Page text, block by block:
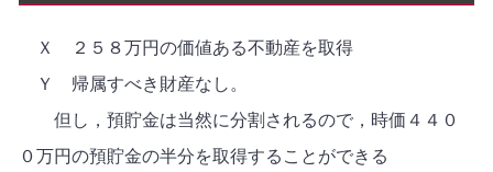
Ｘ ２５８万円の価値ある不動産を取得
Ｙ 帰属すべき財産なし。
但し，預貯金は当然に分割されるので，時価４４０
０万円の預貯金の半分を取得することができる